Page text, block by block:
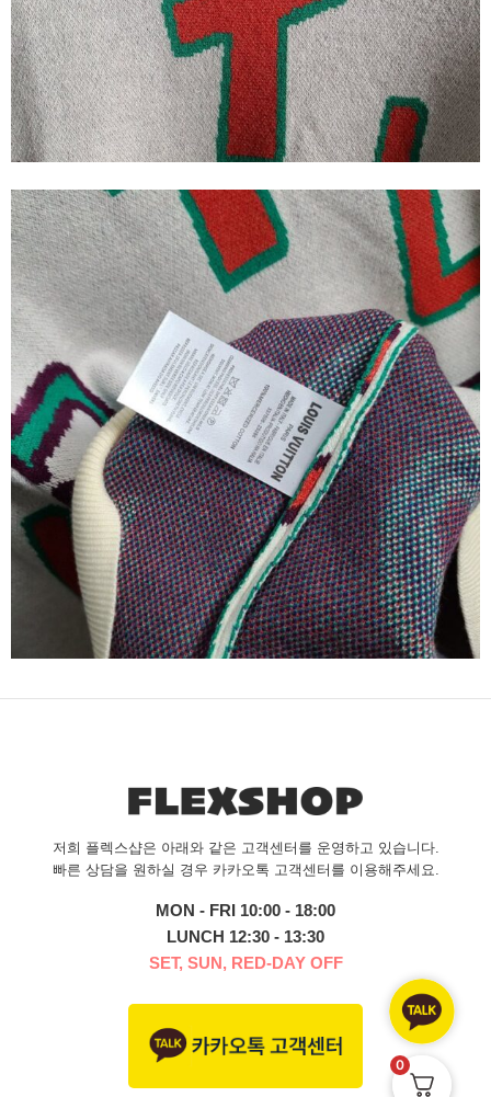
저희 플렉스샵은 아래와 같은 고객센터를 운영하고 있습니다.
빠른 상담을 원하실 경우 카카오톡 고객센터를 이용해주세요.
MON - FRI 10:00 - 18:00
LUNCH 12:30 - 13:30
SET, SUN, RED-DAY OFF
0